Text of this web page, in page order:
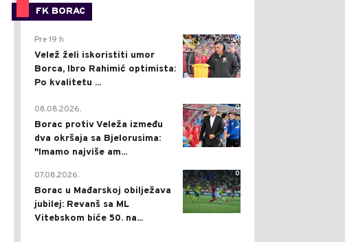
FK BORAC
0
Pre 19 h
Velež želi iskoristiti umor
Borca, Ibro Rahimić optimista:
Po kvalitetu ...
0
08.08.2026.
Borac protiv Veleža između
dva okršaja sa Bjelorusima:
"Imamo najviše am...
0
07.08.2026.
Borac u Mađarskoj obilježava
jubilej: Revanš sa ML
Vitebskom biće 50. na...